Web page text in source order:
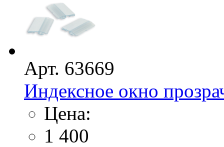
Арт. 63669
Индексное окно
Цена:
1 400